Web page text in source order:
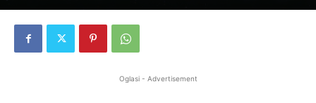
Oglasi - Advertisement